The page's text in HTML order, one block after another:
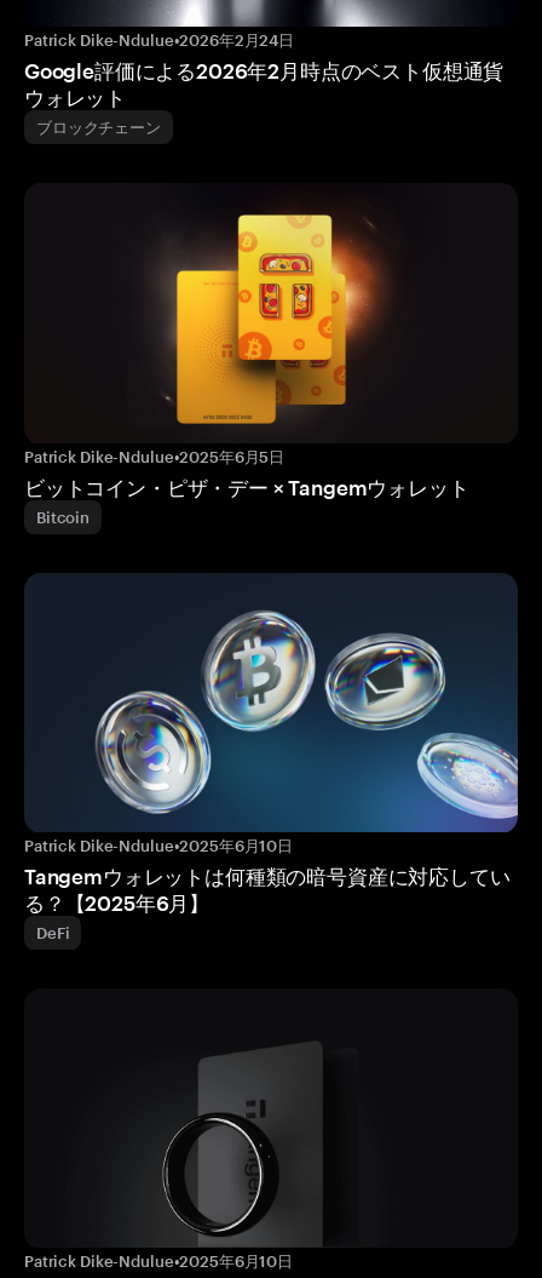
Patrick Dike-Ndulue•2026年2月24日
Google評価による2026年2月時点のベスト仮想通貨
ウォレット
ブロックチェーン
Patrick Dike-Ndulue•2025年6月5日
ビットコイン・ピザ・デー × Tangemウォレット
Bitcoin
Patrick Dike-Ndulue•2025年6月10日
Tangemウォレットは何種類の暗号資産に対応してい
る？【2025年6月】
DeFi
Patrick Dike-Ndulue•2025年6月10日